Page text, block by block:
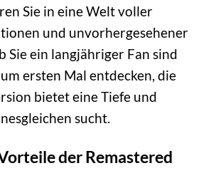
Sie in eine Welt voller
und unvorhergesehener
Sie ein langjähriger Fan sind
ersten Mal entdecken, die
bietet eine Tiefe und
sucht.
der Remastered